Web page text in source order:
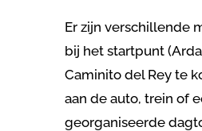
Er zijn verschillende
bij het startpunt
Caminito del Rey te
aan de auto, trein of
georganiseerde